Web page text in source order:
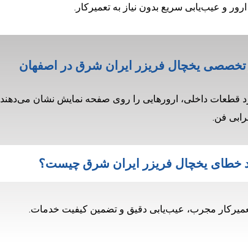
و عیب‌یابی سریع بدون نیاز به تعمیرکار.
تخصصی یخچال فریزر ایران شرق در اصفهان
قطعات داخلی، ارورهایی را روی صفحه نمایش نشان
فن.
خطای یخچال فریزر ایران شرق چیست؟
مجرب، عیب‌یابی دقیق و تضمین کیفیت خدمات.